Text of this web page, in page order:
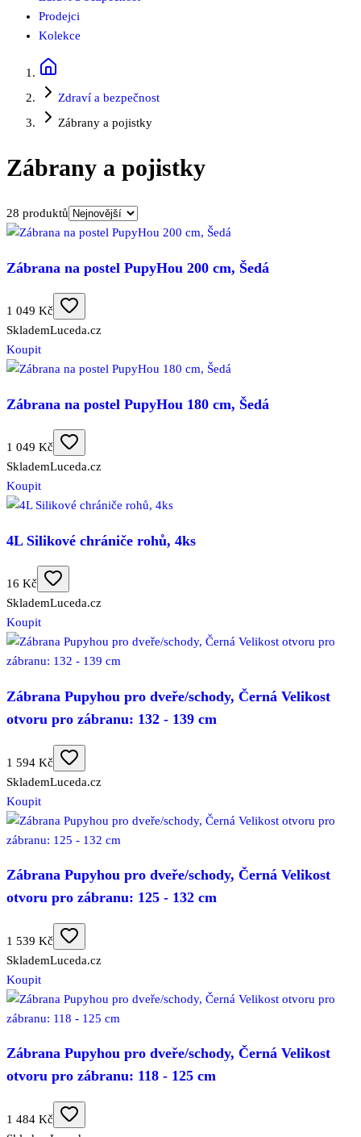
Prodejci
Kolekce
Zdraví a bezpečnost
Zábrany a pojistky
Zábrany a pojistky
28 produktů
Zábrana na postel PupyHou 200 cm, Šedá
1 049 Kč
SklademLuceda.cz
Koupit
Zábrana na postel PupyHou 180 cm, Šedá
1 049 Kč
SklademLuceda.cz
Koupit
4L Silikové chrániče rohů, 4ks
16 Kč
SklademLuceda.cz
Koupit
Zábrana Pupyhou pro dveře/schody, Černá Velikost
otvoru pro zábranu: 132 - 139 cm
1 594 Kč
SklademLuceda.cz
Koupit
Zábrana Pupyhou pro dveře/schody, Černá Velikost
otvoru pro zábranu: 125 - 132 cm
1 539 Kč
SklademLuceda.cz
Koupit
Zábrana Pupyhou pro dveře/schody, Černá Velikost
otvoru pro zábranu: 118 - 125 cm
1 484 Kč